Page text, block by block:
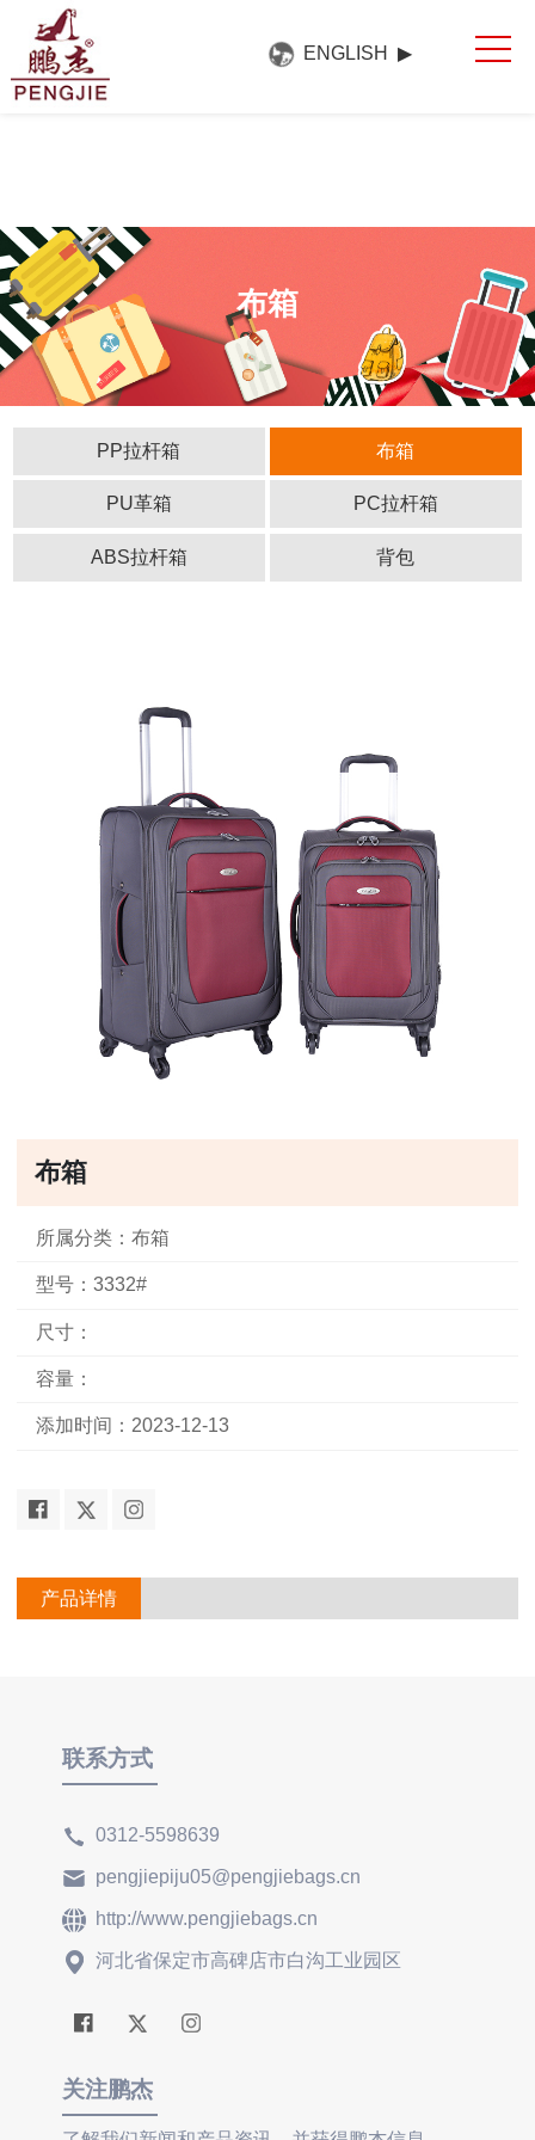
联系方式
ENGLISH ▶
布箱
PP拉杆箱 布箱
PU革箱 PC拉杆箱
ABS拉杆箱 背包
布箱
所属分类：布箱
型号：3332#
尺寸：
容量：
添加时间：2023-12-13
产品详情
联系方式
0312-5598639
pengjiepiju05@pengjiebags.cn
http://www.pengjiebags.cn
河北省保定市高碑店市白沟工业园区
关注鹏杰